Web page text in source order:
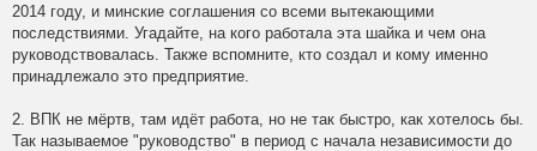
2014 году, и минские соглашения со всеми вытекающими
последствиями. Угадайте, на кого работала эта шайка и чем она
руководствовалась. Также вспомните, кто создал и кому именно
принадлежало это предприятие.
2. ВПК не мёртв, там идёт работа, но не так быстро, как хотелось бы.
Так называемое "руководство" в период с начала независимости до